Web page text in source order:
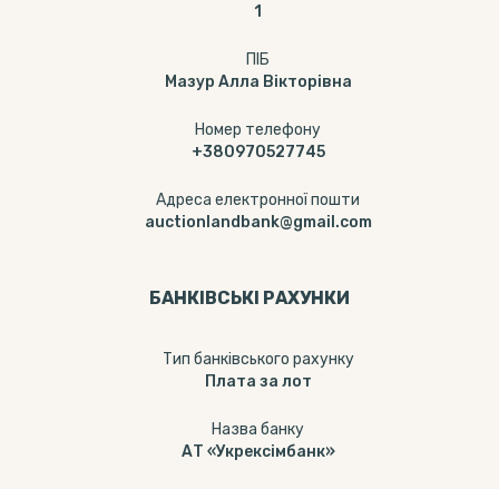
1
ПІБ
Мазур Алла Вікторівна
Номер телефону
+380970527745
Адреса електронної пошти
auctionlandbank@gmail.com
БАНКІВСЬКІ РАХУНКИ
Тип банкiвського рахунку
Плата за лот
Назва банку
АТ «Укрексімбанк»